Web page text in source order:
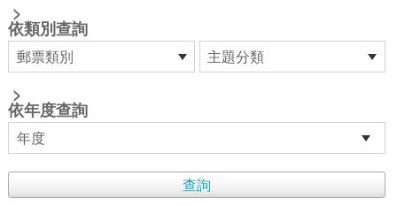
>
依類別查詢
>
依年度查詢